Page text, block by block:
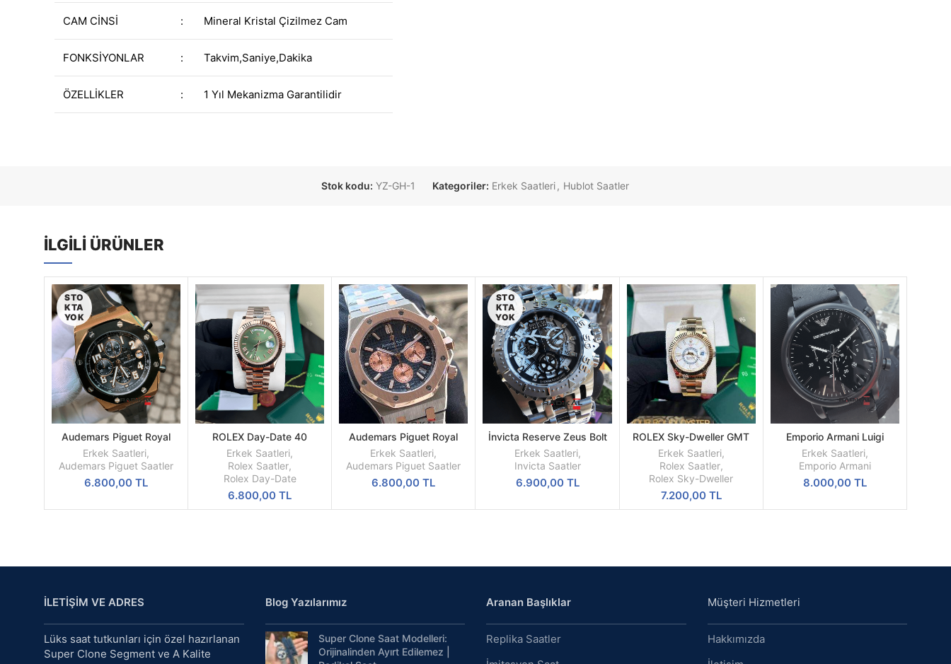
CAM CİNSİ : Mineral Kristal Çizilmez Cam
FONKSİYONLAR : Takvim,Saniye,Dakika
ÖZELLİKLER : 1 Yıl Mekanizma Garantilidir
Stok kodu: YZ-GH-1 Kategoriler: Erkek Saatleri, Hublot Saatler
İLGILI ÜRÜNLER
STO
KTA
YOK
DEVAMINI
OKU
Audemars Piguet Royal
Oak Rose Kasa Siyah
Kadran Replika Erkek Saati
Erkek Saatleri,
Audemars Piguet Saatler
6.800,00TL
SEPETE
EKLE
ROLEX Day-Date 40
Oyster Everose Gold Ref
M228235-0025
Erkek Saatleri,
Rolex Saatler,
Rolex Day-Date
6.800,00TL
SEPETE
EKLE
Audemars Piguet Royal
Oak Mavi Kadran 41mm
Replika Erkek Kol Saati
Erkek Saatleri,
Audemars Piguet Saatler
6.800,00TL
STO
KTA
YOK
DEVAMINI
OKU
İnvicta Reserve Zeus Bolt
Kronograf 52 MM Silver
Kasa Replika Erkek Kol
Erkek Saatleri,
Invicta Saatler
6.900,00 TL
SEPETE
EKLE
ROLEX Sky-Dweller GMT
Beyaz Kadran Sarı Kasa
Erkek Saati
Erkek Saatleri,
Rolex Saatler,
Rolex Sky-Dweller
7.200,00 TL
SEPETE
EKLE
Emporio Armani Luigi
AR1918 Replika Erkek Kol
Saati
Erkek Saatleri,
Emporio Armani
8.000,00 TL
İLETİŞİM VE ADRES
Lüks saat tutkunları için özel hazırlanan
Super Clone Segment ve A Kalite
Blog Yazılarımız
Super Clone Saat Modelleri:
Orijinalinden Ayırt Edilemez |
Aranan Başlıklar
Replika Saatler
Müşteri Hizmetleri
Hakkımızda